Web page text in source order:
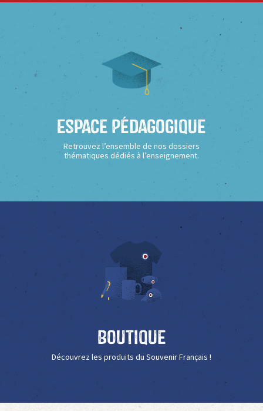
Espace Pédagogique
Retrouvez l’ensemble de nos dossiers
thématiques dédiés à l’enseignement.
Boutique
Découvrez les produits du Souvenir Français !